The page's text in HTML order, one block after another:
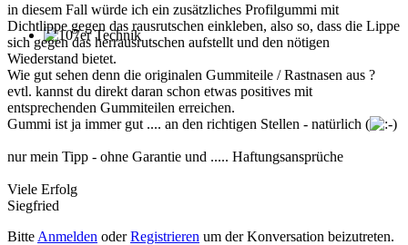
107er Technik
in diesem Fall würde ich ein zusätzliches Profilgummi mit
Dichtlippe gegen das rausrutschen einkleben, also so, dass die Lippe
sich gegen das herrausrutschen aufstellt und den nötigen
Wiederstand bietet.
Wie gut sehen denn die originalen Gummiteile / Rastnasen aus ?
evtl. kannst du direkt daran schon etwas positives mit
entsprechenden Gummiteilen erreichen.
Gummi ist ja immer gut .... an den richtigen Stellen - natürlich (
nur mein Tipp - ohne Garantie und ..... Haftungsansprüche
Viele Erfolg
Siegfried
Bitte Anmelden oderRegistrieren um der Konversation beizutreten.